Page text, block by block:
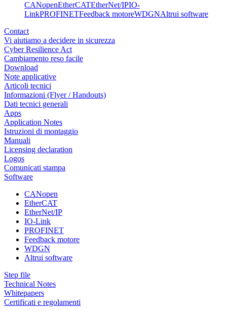
CANopenEtherCATEtherNet/IPIO-
LinkPROFINETFeedback motoreWDGNAltrui software
Contact
Vi aiutiamo a decidere in sicurezza
Cyber Resilience Act
Cambiamento reso facile
Download
Note applicative
Articoli tecnici
Informazioni (Flyer / Handouts)
Dati tecnici generali
Apps
Application Notes
Istruzioni di montaggio
Manuali
Licensing declaration
Logos
Comunicati stampa
Software
CANopen
EtherCAT
EtherNet/IP
IO-Link
PROFINET
Feedback motore
WDGN
Altrui software
Step file
Technical Notes
Whitepapers
Certificati e regolamenti